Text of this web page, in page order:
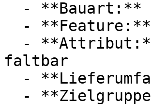
faltbar